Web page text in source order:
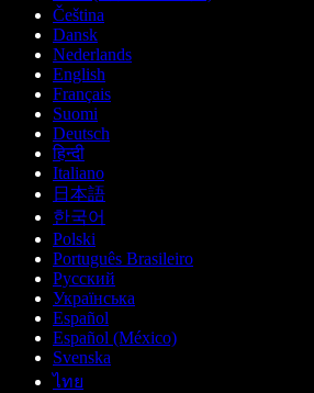
Čeština
Dansk
Nederlands
English
Français
Suomi
Deutsch
हिन्दी
Italiano
日本語
한국어
Polski
Português Brasileiro
Русский
Українська
Español
Español (México)
Svenska
ไทย